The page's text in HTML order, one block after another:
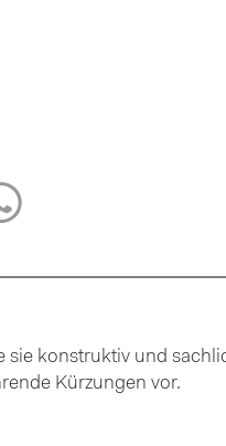
sie konstruktiv und
Kürzungen vor.